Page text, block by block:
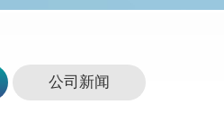
公司新闻